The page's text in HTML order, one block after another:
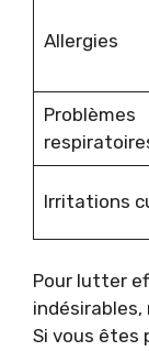
Allergies
Problèmes
Irritations
Pour lutter
indésirables,
Si vous êtes